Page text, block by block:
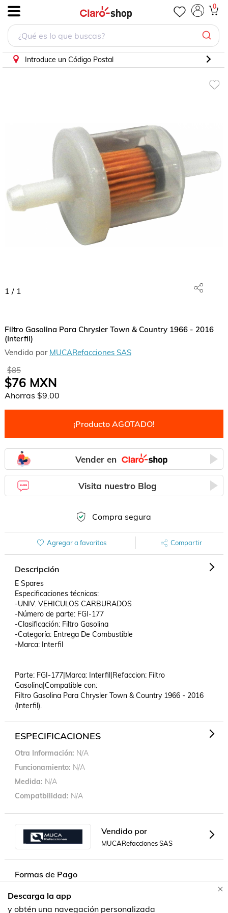
0
Introduce un Código Postal
1 / 1
Filtro Gasolina Para Chrysler Town & Country 1966 - 2016
(Interfil)
Vendido por MUCARefacciones SAS
$85
$76MXN
Ahorras $9.00
¡Producto AGOTADO!
Vender en
Visita nuestro Blog
Compra segura
Agregar a favoritos Compartir
Descripción
E Spares
Especificaciones técnicas:
-UNIV. VEHICULOS CARBURADOS
-Número de parte: FGI-177
-Clasificación: Filtro Gasolina
-Categoría: Entrega De Combustible
-Marca: Interfil
Parte: FGI-177|Marca: Interfil|Refaccion: Filtro
Gasolina|Compatible con:
Filtro Gasolina Para Chrysler Town & Country 1966 - 2016
(Interfil).
ESPECIFICACIONES
Otra Información N/A
Funcionamiento N/A
Medida N/A
Compatbilidad N/A
Vendido por
MUCARefacciones SAS
Formas de Pago
Descarga la app
y obtén una navegación personalizada
Filtro Gasolina Para Chrysler Town & Country 1966 - 2016